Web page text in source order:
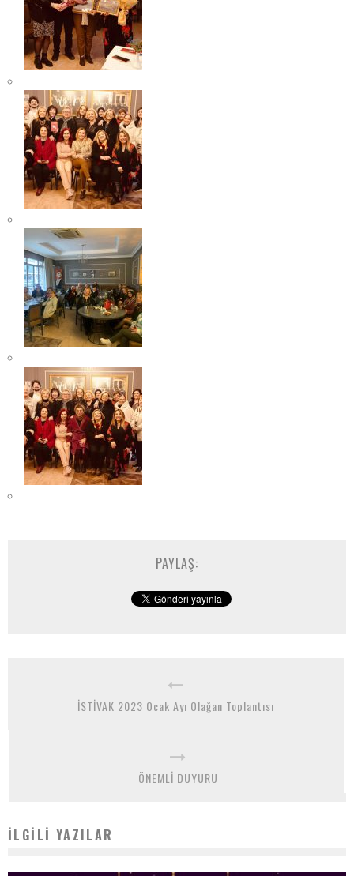
PAYLAŞ:
İSTİVAK 2023 Ocak Ayı Olağan Toplantısı
ÖNEMLİ DUYURU
İLGILI YAZILAR